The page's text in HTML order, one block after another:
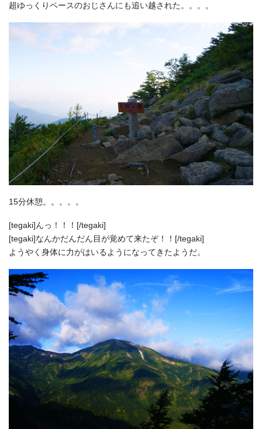
超ゆっくりペースのおじさんにも追い越された。。。。
15分休憩。。。。。
[tegaki]んっ！！！[/tegaki]
[tegaki]なんかだんだん目が覚めて来たぞ！！[/tegaki]
ようやく身体に力がはいるようになってきたようだ。